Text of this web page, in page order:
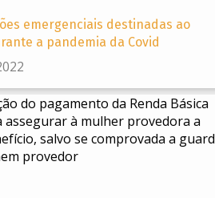
emergenciais destinadas ao
a pandemia da Covid